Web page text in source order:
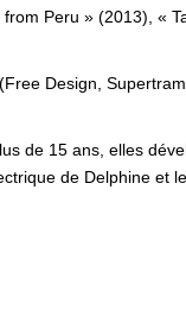
Peru » (2013), «
Design,
de 15 ans, elles
de Delphine et